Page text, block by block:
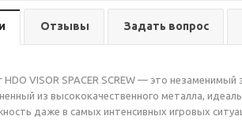
Отзывы Задать вопрос
VISOR SPACER SCREW — это
из высококачественного металла,
даже в самых интенсивных игровых